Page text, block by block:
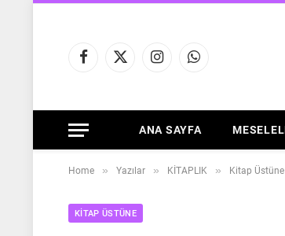
Facebook
X
InstagramWhatsApp
ANA SAYFA
Home » Yazılar » KİTAPLIK » Kitap Üstüne
KITAP ÜSTÜNE